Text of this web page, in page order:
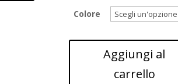
Colore
Aggiungi al
carrello